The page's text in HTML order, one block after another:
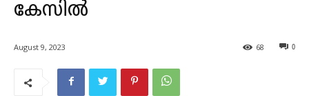
കേസിൽ
August 9, 2023 0
68